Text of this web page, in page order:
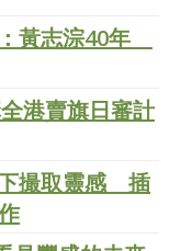
黃志淙40年
港賣旗日審計
撮取靈感 插